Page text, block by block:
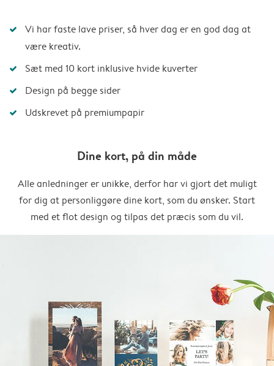
Vi har faste lave priser, så hver dag er en god dag at
være kreativ.
Sæt med 10 kort inklusive hvide kuverter
Design på begge sider
Udskrevet på premiumpapir
Dine kort, på din måde
Alle anledninger er unikke, derfor har vi gjort det muligt
for dig at personliggøre dine kort, som du ønsker. Start
med et flot design og tilpas det præcis som du vil.